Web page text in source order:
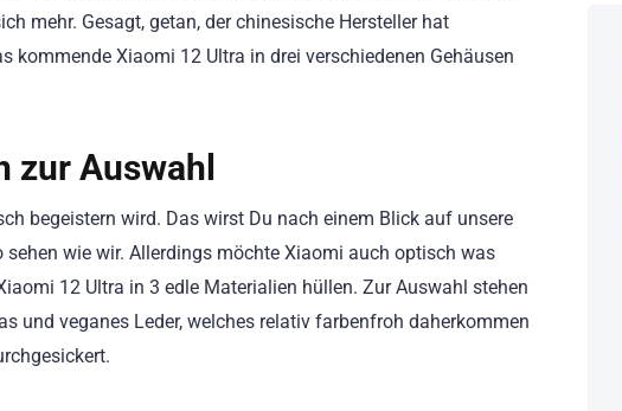
mehr. Gesagt, getan, der chinesische Hersteller hat
kommende Xiaomi 12 Ultra in drei verschiedenen Gehäusen
zur Auswahl
begeistern wird. Das wirst Du nach einem Blick auf unsere
sehen wie wir. Allerdings möchte Xiaomi auch optisch was
12 Ultra in 3 edle Materialien hüllen. Zur Auswahl stehen
und veganes Leder, welches relativ farbenfroh daherkommen